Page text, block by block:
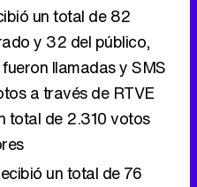
un total de 82
y 32 del público,
llamadas y SMS
a través de RTVE
total de 2.310 votos
un total de 76